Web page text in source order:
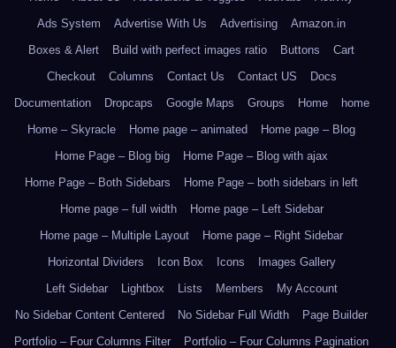
Ads System
Advertise With Us Advertising
Amazon.in
Boxes & Alert
Build with perfect images ratio Buttons
Cart
Checkout
Columns Contact Us Contact US
Docs
Documentation
Dropcaps Google Maps Groups Home
home
Home – Skyracle
Home page – animated
Home page – Blog
Home Page – Blog big
Home Page – Blog with ajax
Home Page – Both Sidebars
Home Page – both sidebars in left
Home page – full width
Home page – Left Sidebar
Home page – Multiple Layout
Home page – Right Sidebar
Horizontal Dividers
Icon Box Icons
Images Gallery
Left Sidebar
Lightbox Lists Members
My Account
No Sidebar Content Centered
No Sidebar Full Width
Page Builder
Portfolio – Four Columns Filter
Portfolio – Four Columns Pagination